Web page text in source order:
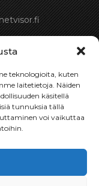
teknologioita, kuten
laitetietoja. Näiden
käsitellä
tunnuksia tällä
voi vaikuttaa
siihen
viikko tilauspäivästä.